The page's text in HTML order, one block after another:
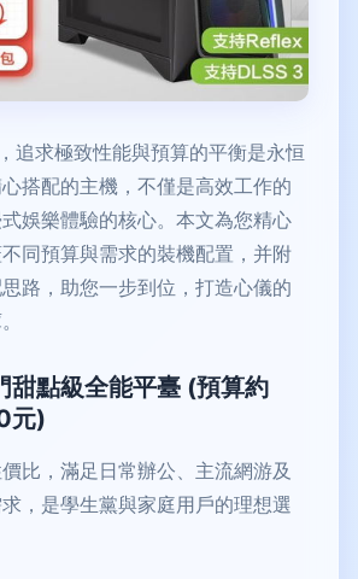
追求極致性能與預算的平衡是永恒
搭配的主機，不僅是高效工作的
娛樂體驗的核心。本文為您精心
同預算與需求的裝機配置，并附
路，助您一步到位，打造心儀的
甜點級全能平臺 (預算約
元)
比，滿足日常辦公、主流網游及
，是學生黨與家庭用戶的理想選